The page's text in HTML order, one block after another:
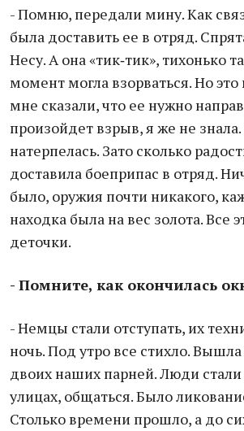
- Помню, передали мину. Как
была доставить ее в отряд.
Несу. А она «тик‑тик», тихонько
момент могла взорваться. Но
мне сказали, что ее нужно
произойдет взрыв, я же не
натерпелась. Зато сколько
доставила боеприпас в отряд.
было, оружия почти никакого,
находка была на вес золота. Все
деточки.
- Помните, как окончилась
- Немцы стали отступать, их
ночь. Под утро все стихло.
двоих наших парней. Люди стали
улицах, общаться. Было
Столько времени прошло, а до